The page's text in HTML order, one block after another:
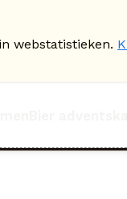
webstatistieken.